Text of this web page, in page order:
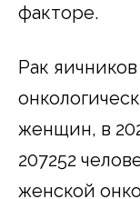
факторе.
Рак
женщин, в
207252
женской